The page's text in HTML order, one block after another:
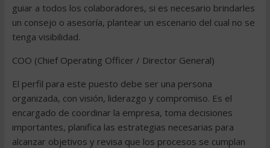
guiar a todos los colaboradores, si es necesario brindarles
un consejo o asesoría, plantear un escenario del cual no se
tenga visibilidad.
COO (Chief Operating Officer / Director General)
El perfil para este puesto debe ser una persona
organizada, con visión, liderazgo y compromiso. Es el
encargado de coordinar la empresa, toma decisiones
importantes, planifica las estrategias necesarias para
alcanzar objetivos y revisa que los procesos se cumplan